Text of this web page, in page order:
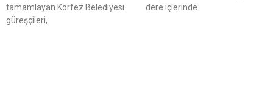
tamamlayan Körfez Belediyesi
güreşçileri,
dere içlerinde